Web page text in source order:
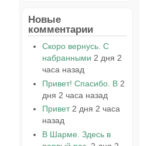
Новые
комментарии
Скоро вернусь. С
набранными 2 дня 2
часа назад
Привет! Спасибо. В 2
дня 2 часа назад
Привет 2 дня 2 часа
назад
В Шарме. Здесь в